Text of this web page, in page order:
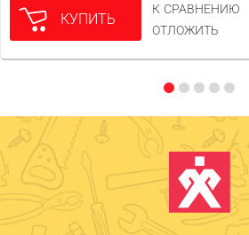
КУПИТЬ
К СРАВНЕНИЮ
ОТЛОЖИТЬ